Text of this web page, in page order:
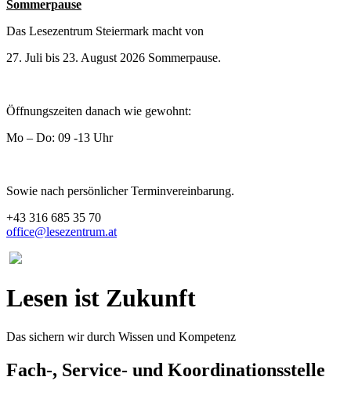
Sommerpause
Das Lesezentrum Steiermark macht von
27. Juli bis 23. August 2026 Sommerpause.
Öffnungszeiten danach wie gewohnt:
Mo – Do: 09 -13 Uhr
Sowie nach persönlicher Terminvereinbarung.
+43 316 685 35 70
office@lesezentrum.at
Lesezentrum
Steiermark
Lesen ist Zukunft
Das sichern wir durch Wissen und Kompetenz
Fach-, Service- und Koordinationsstelle